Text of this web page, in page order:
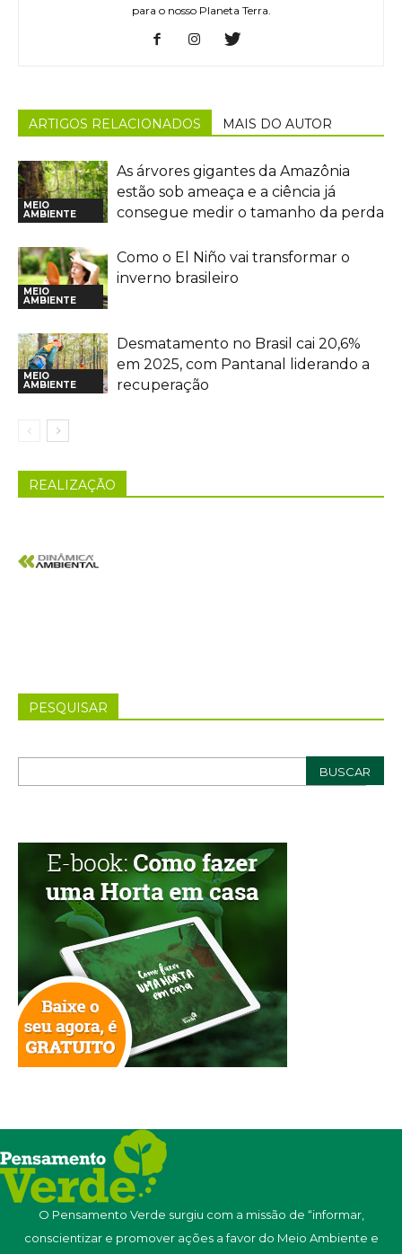
para o nosso Planeta Terra.
ARTIGOS RELACIONADOS MAIS DO AUTOR
MEIO
AMBIENTE
As árvores gigantes da Amazônia
estão sob ameaça e a ciência já
consegue medir o tamanho da perda
MEIO
AMBIENTE
Como o El Niño vai transformar o
inverno brasileiro
MEIO
AMBIENTE
Desmatamento no Brasil cai 20,6%
em 2025, com Pantanal liderando a
recuperação
REALIZAÇÃO
PESQUISAR
O Pensamento Verde surgiu com a missão de “informar,
conscientizar e promover ações a favor do Meio Ambiente e